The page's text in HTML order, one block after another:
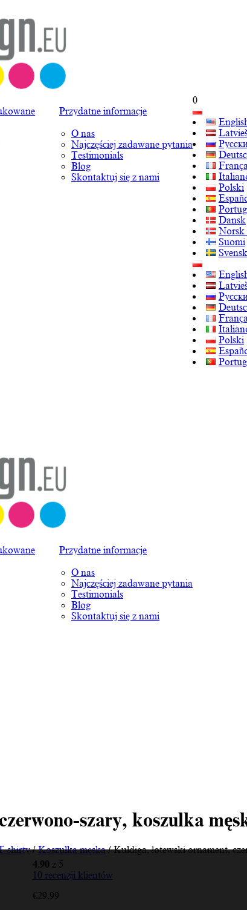
Przydatne informacje
O nas
Najczęściej zadawane pytania
Testimonials
Blog
Skontaktuj się z nami
0
Polski
Dansk
Norsk
Suomi
Polski
Przydatne informacje
O nas
Najczęściej zadawane pytania
Testimonials
Blog
Skontaktuj się z nami
szary, koszulka
shirty/Koszulka męska/ Kuldiga, łotewski ornament,
4.90 z 5
10 recenzji klientów
€29.99